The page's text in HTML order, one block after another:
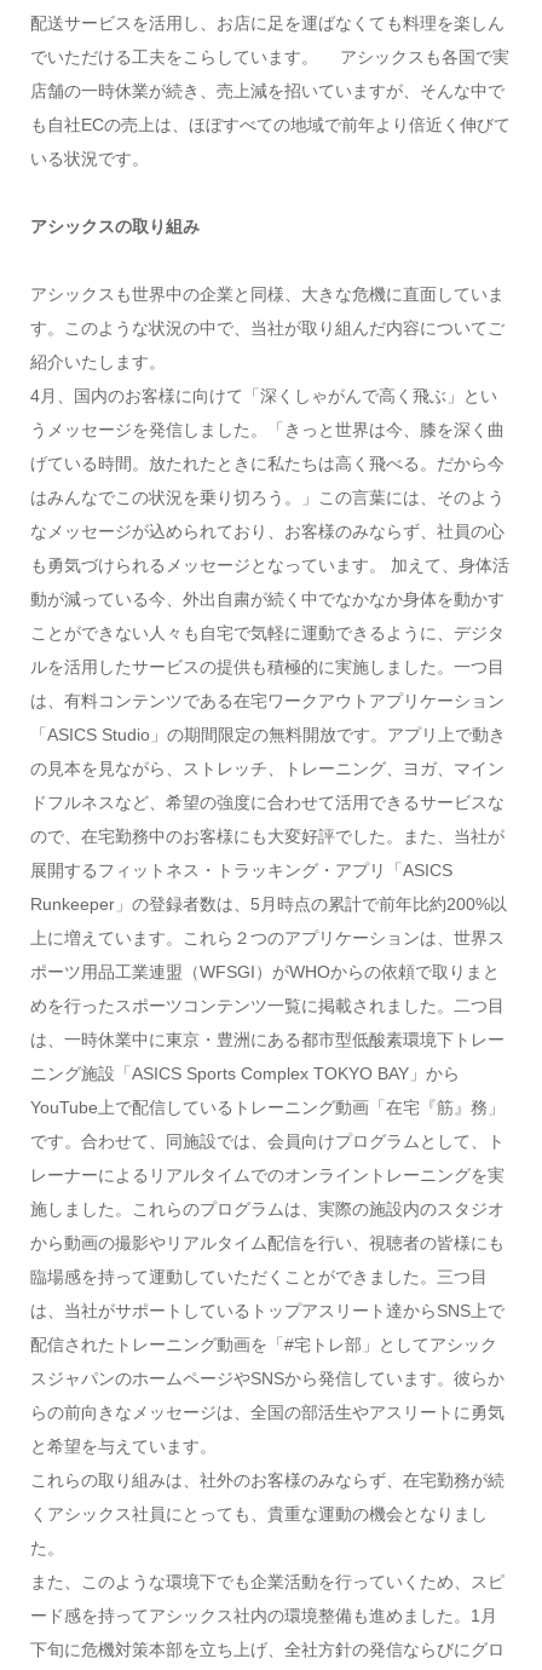
配送サービスを活用し、お店に足を運ばなくても料理を楽しん
でいただける工夫をこらしています。 アシックスも各国で実
店舗の一時休業が続き、売上減を招いていますが、そんな中で
も自社ECの売上は、ほぼすべての地域で前年より倍近く伸びて
いる状況です。
アシックスの取り組み
アシックスも世界中の企業と同様、大きな危機に直面していま
す。このような状況の中で、当社が取り組んだ内容についてご
紹介いたします。
4月、国内のお客様に向けて「深くしゃがんで高く飛ぶ」とい
うメッセージを発信しました。「きっと世界は今、膝を深く曲
げている時間。放たれたときに私たちは高く飛べる。だから今
はみんなでこの状況を乗り切ろう。」この言葉には、そのよう
なメッセージが込められており、お客様のみならず、社員の心
も勇気づけられるメッセージとなっています。 加えて、身体活
動が減っている今、外出自粛が続く中でなかなか身体を動かす
ことができない人々も自宅で気軽に運動できるように、デジタ
ルを活用したサービスの提供も積極的に実施しました。一つ目
は、有料コンテンツである在宅ワークアウトアプリケーション
「ASICS Studio」の期間限定の無料開放です。アプリ上で動き
の見本を見ながら、ストレッチ、トレーニング、ヨガ、マイン
ドフルネスなど、希望の強度に合わせて活用できるサービスな
ので、在宅勤務中のお客様にも大変好評でした。また、当社が
展開するフィットネス・トラッキング・アプリ「ASICS
Runkeeper」の登録者数は、5月時点の累計で前年比約200%以
上に増えています。これら２つのアプリケーションは、世界ス
ポーツ用品工業連盟（WFSGI）がWHOからの依頼で取りまと
めを行ったスポーツコンテンツ一覧に掲載されました。二つ目
は、一時休業中に東京・豊洲にある都市型低酸素環境下トレー
ニング施設「ASICS Sports Complex TOKYO BAY」から
YouTube上で配信しているトレーニング動画「在宅『筋』務」
です。合わせて、同施設では、会員向けプログラムとして、ト
レーナーによるリアルタイムでのオンライントレーニングを実
施しました。これらのプログラムは、実際の施設内のスタジオ
から動画の撮影やリアルタイム配信を行い、視聴者の皆様にも
臨場感を持って運動していただくことができました。三つ目
は、当社がサポートしているトップアスリート達からSNS上で
配信されたトレーニング動画を「#宅トレ部」としてアシック
スジャパンのホームページやSNSから発信しています。彼らか
らの前向きなメッセージは、全国の部活生やアスリートに勇気
と希望を与えています。
これらの取り組みは、社外のお客様のみならず、在宅勤務が続
くアシックス社員にとっても、貴重な運動の機会となりまし
た。
また、このような環境下でも企業活動を行っていくため、スピ
ード感を持ってアシックス社内の環境整備も進めました。1月
下旬に危機対策本部を立ち上げ、全社方針の発信ならびにグロ